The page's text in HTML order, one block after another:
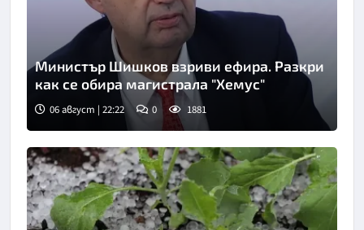
Снимка: БТА
Министър Шишков взриви ефира. Разкри
как се обира магистрала "Хемус"
06 август | 22:22 0 1881